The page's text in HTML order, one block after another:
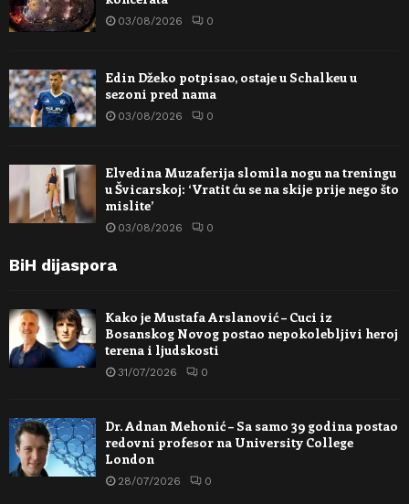
03/08/2026 0
Edin Džeko potpisao, ostaje u Schalkeu u
sezoni pred nama
03/08/2026 0
Elvedina Muzaferija slomila nogu na treningu
u Švicarskoj: ‘Vratit ću se na skije prije nego što
mislite’
03/08/2026 0
BiH dijaspora
Kako je Mustafa Arslanović – Cuci iz
Bosanskog Novog postao nepokolebljivi heroj
terena i ljudskosti
31/07/2026 0
Dr. Adnan Mehonić – Sa samo 39 godina postao
redovni profesor na University College
London
28/07/2026 0